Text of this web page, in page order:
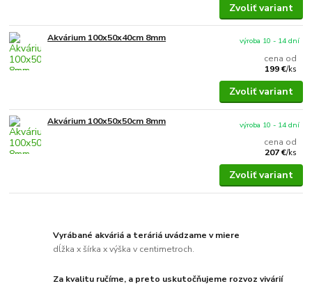
Zvoliť variant
Akvárium 100x50x40cm 8mm
cena od
199 €/ks
výroba 10 - 14 dní
Zvoliť variant
Akvárium 100x50x50cm 8mm
cena od
207 €/ks
výroba 10 - 14 dní
Zvoliť variant
Vyrábané akváriá a teráriá uvádzame v miere
dĺžka x šírka x výška v centimetroch.
Za kvalitu ručíme, a preto uskutočňujeme rozvoz vivárií